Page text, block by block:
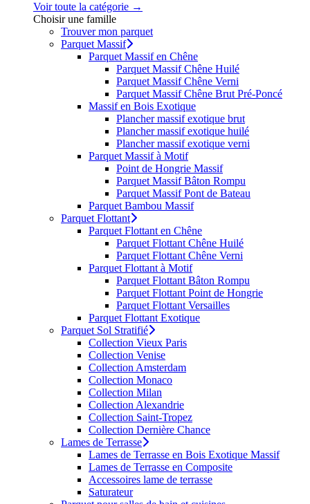
Voir toute la catégorie →
Choisir une famille
Trouver mon parquet
Parquet Massif
Parquet Massif en Chêne
Parquet Massif Chêne Huilé
Parquet Massif Chêne Verni
Parquet Massif Chêne Brut Pré-Poncé
Massif en Bois Exotique
Plancher massif exotique brut
Plancher massif exotique huilé
Plancher massif exotique verni
Parquet Massif à Motif
Point de Hongrie Massif
Parquet Massif Bâton Rompu
Parquet Massif Pont de Bateau
Parquet Bambou Massif
Parquet Flottant
Parquet Flottant en Chêne
Parquet Flottant Chêne Huilé
Parquet Flottant Chêne Verni
Parquet Flottant à Motif
Parquet Flottant Bâton Rompu
Parquet Flottant Point de Hongrie
Parquet Flottant Versailles
Parquet Flottant Exotique
Parquet Sol Stratifié
Collection Vieux Paris
Collection Venise
Collection Amsterdam
Collection Monaco
Collection Milan
Collection Alexandrie
Collection Saint-Tropez
Collection Dernière Chance
Lames de Terrasse
Lames de Terrasse en Bois Exotique Massif
Lames de Terrasse en Composite
Accessoires lame de terrasse
Saturateur